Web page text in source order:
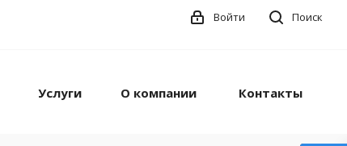
Поиск
Войти
Услуги О компании Контакты